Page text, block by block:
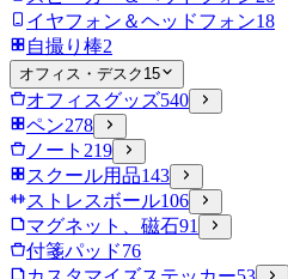
イヤフォン＆ヘッドフォン18
自撮り棒2
オフィス・デスク 15
オフィスグッズ540
ペン278
ノート 219
スクール用品143
ストレスボール106
マグネット、磁石91
付箋パッド76